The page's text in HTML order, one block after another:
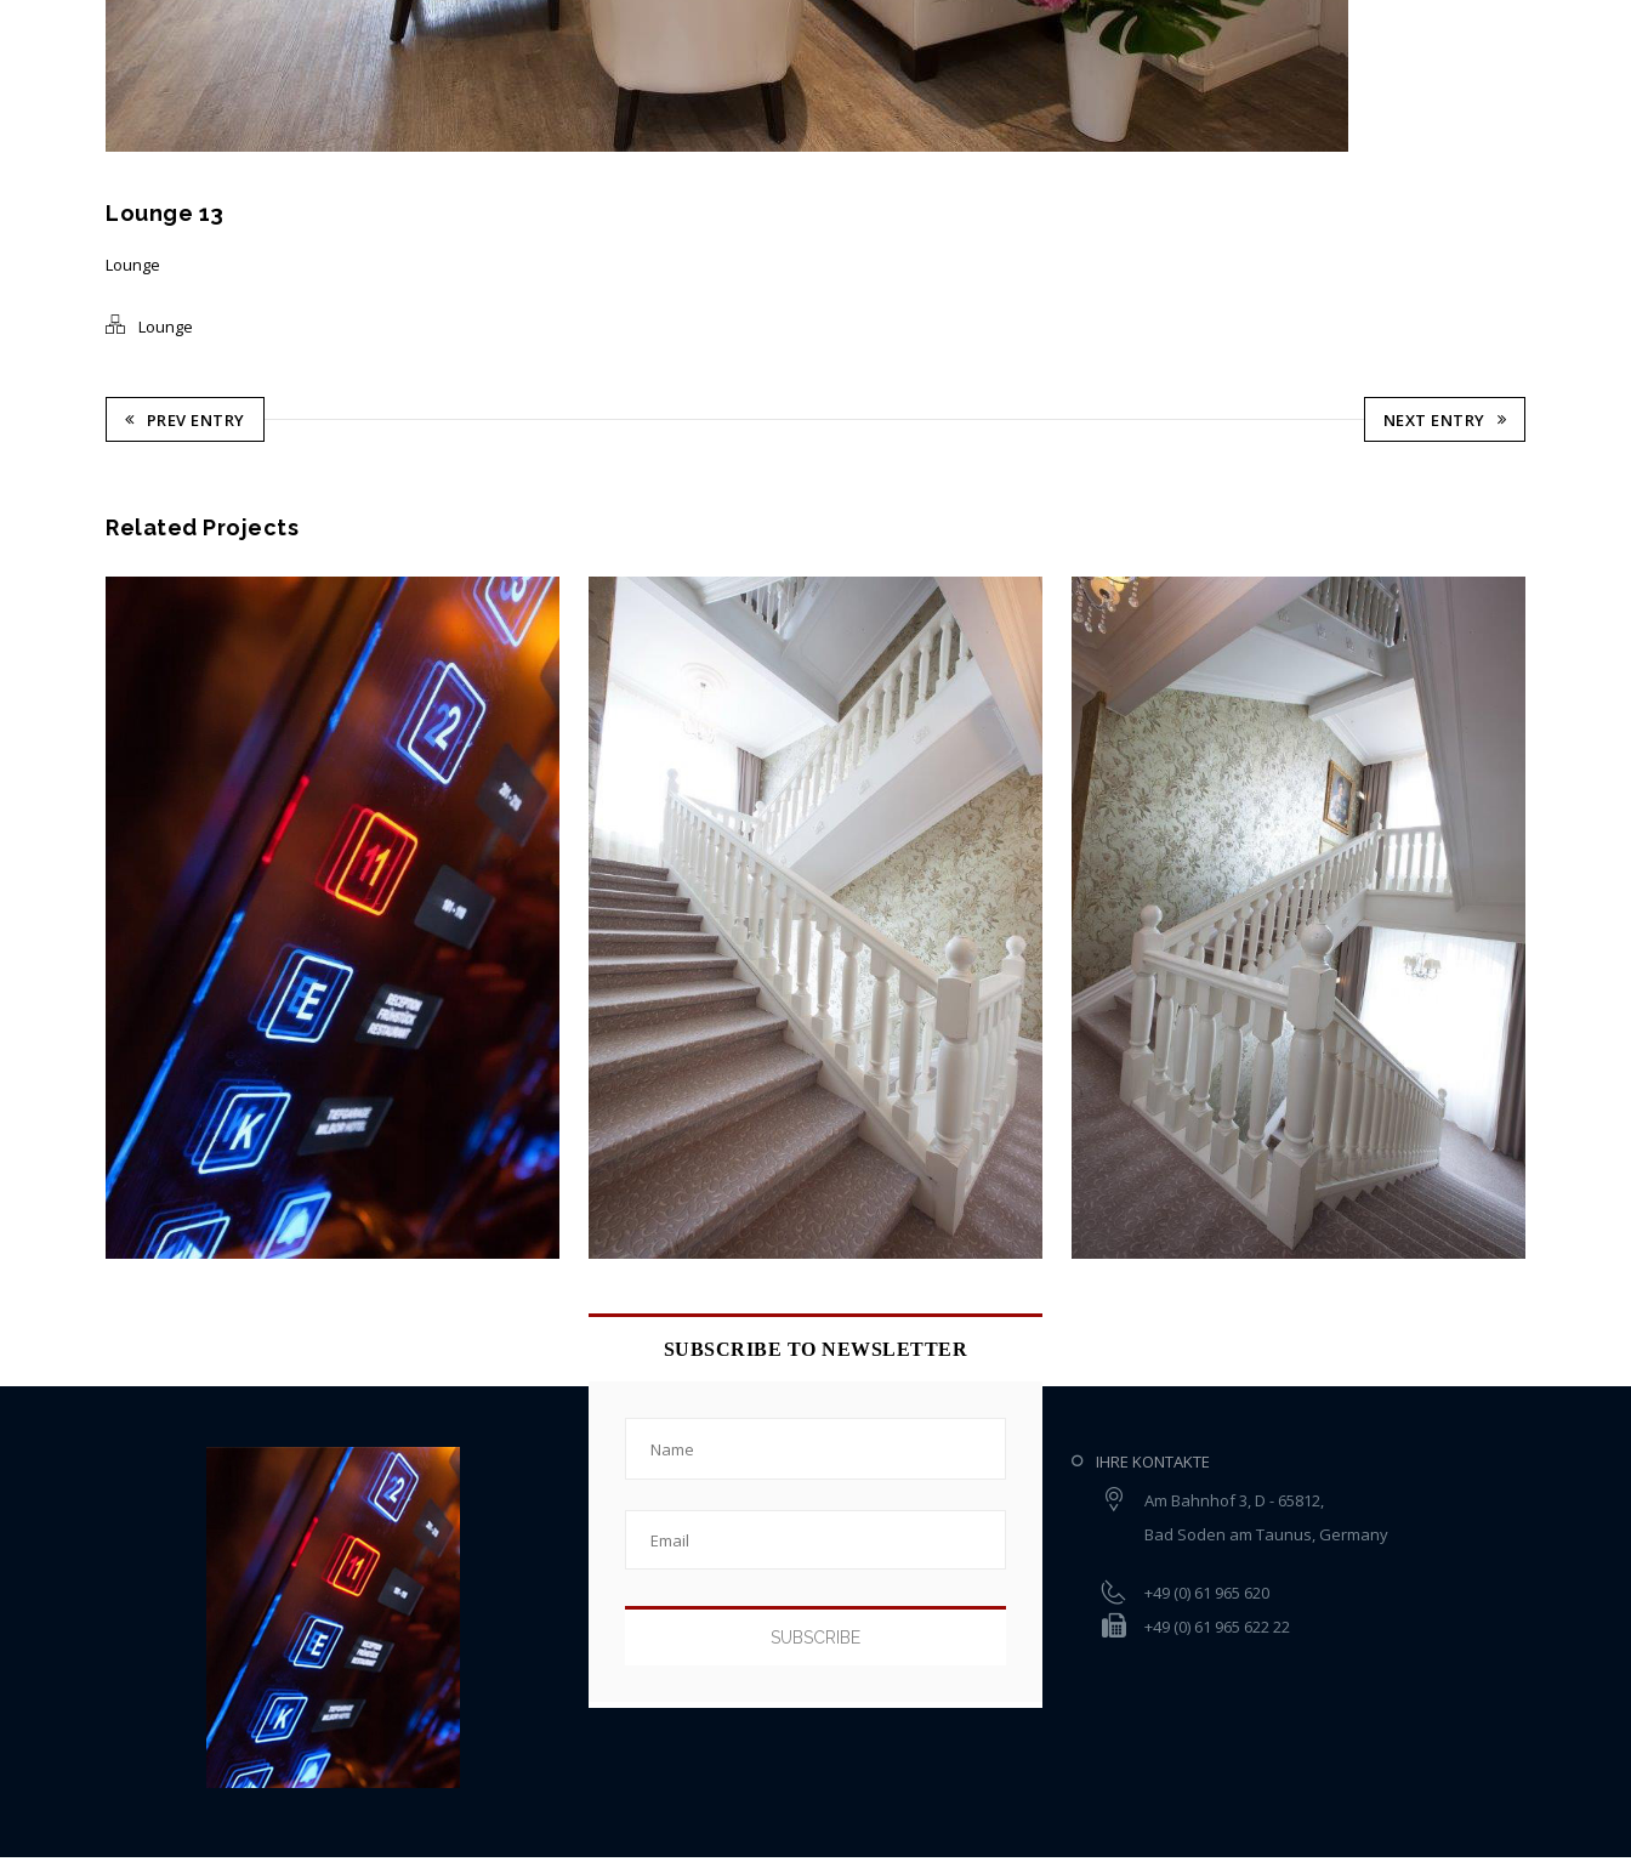
Lounge 13
Lounge
Lounge
PREV ENTRY NEXT ENTRY
Related Projects
SUBSCRIBE TO NEWSLETTER
IHRE KONTAKTE
Am Bahnhof 3, D - 65812,
Bad Soden am Taunus, Germany
+49 (0) 61 965 620
+49 (0) 61 965 622 22